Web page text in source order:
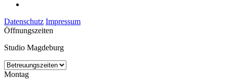
Datenschutz Impressum
Öffnungszeiten
Studio Magdeburg
Montag